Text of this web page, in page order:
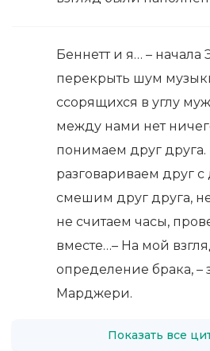
Беннетт и я… – начала
перекрыть шум
ссорящихся в углу
между нами нет
понимаем друг
разговариваем друг
смешим друг друга,
не считаем часы,
вместе…– На мой
определение брака, –
Марджери.
Показать все